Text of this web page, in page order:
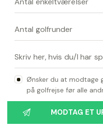
Ønsker du at modtage
på golfrejse før alle